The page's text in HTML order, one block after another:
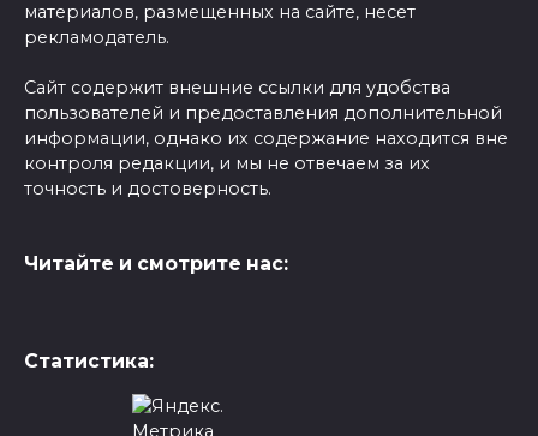
материалов, размещенных на сайте, несет
рекламодатель.
Сайт содержит внешние ссылки для удобства
пользователей и предоставления дополнительной
информации, однако их содержание находится вне
контроля редакции, и мы не отвечаем за их
точность и достоверность.
Читайте и смотрите нас:
Статистика: